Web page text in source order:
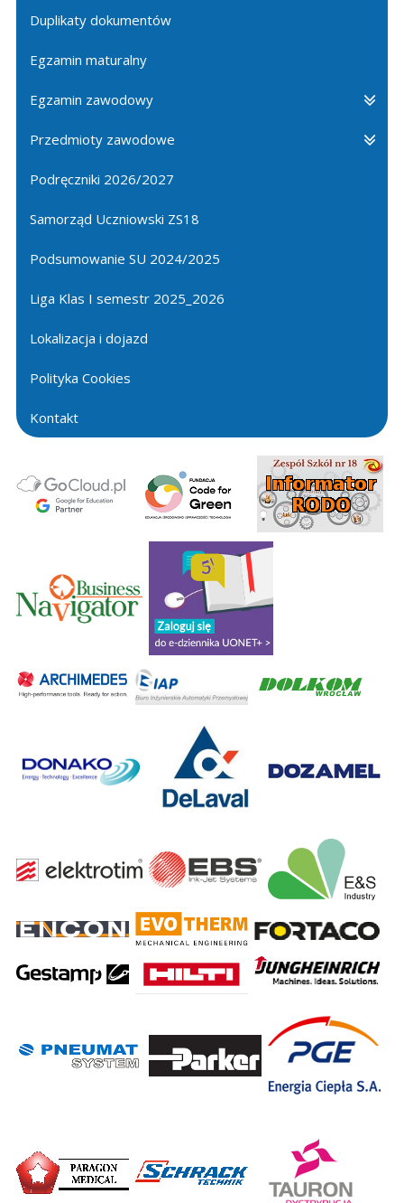
Duplikaty dokumentów
Egzamin maturalny
Egzamin zawodowy
Przedmioty zawodowe
Podręczniki 2026/2027
Samorząd Uczniowski ZS18
Podsumowanie SU 2024/2025
Liga Klas I semestr 2025_2026
Lokalizacja i dojazd
Polityka Cookies
Kontakt